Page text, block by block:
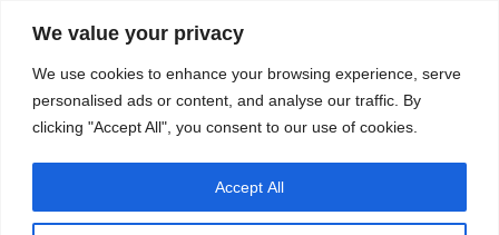
We value your privacy
We use cookies to enhance your browsing experience, serve
personalised ads or content, and analyse our traffic. By
clicking "Accept All", you consent to our use of cookies.
Accept All
स्रोत
मेनू